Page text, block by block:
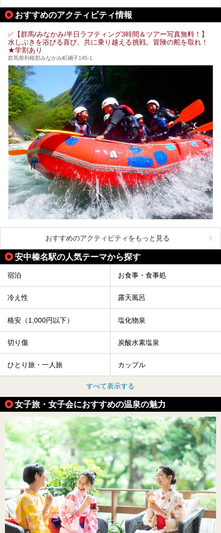
質の良さ(特に美人湯効果)に定評があり、知る人ぞ知る穴場
的存在です。今回は筆者自ら宿泊し、自慢の温泉をはじめ食
事・客室・共有スペースなど、宿の全貌を徹底紹介します。
おすすめのアクティビティ情報
✅【群馬/みなかみ/半日ラフティング3時間＆ツアー写真無料！】
水しぶきを浴びる喜び、共に乗り越える挑戦。冒険の舵を取れ！
★学割あり
群馬県利根郡みなかみ町綱子145-1
おすすめのアクティビティをもっと見る
安中榛名駅の人気テーマから探す
宿泊 お食事・食事処
冷え性 露天風呂
格安（1,000円以下） 塩化物泉
切り傷 炭酸水素塩泉
ひとり旅・一人旅 カップル
すべて表示する
女子旅・女子会におすすめの温泉の魅力